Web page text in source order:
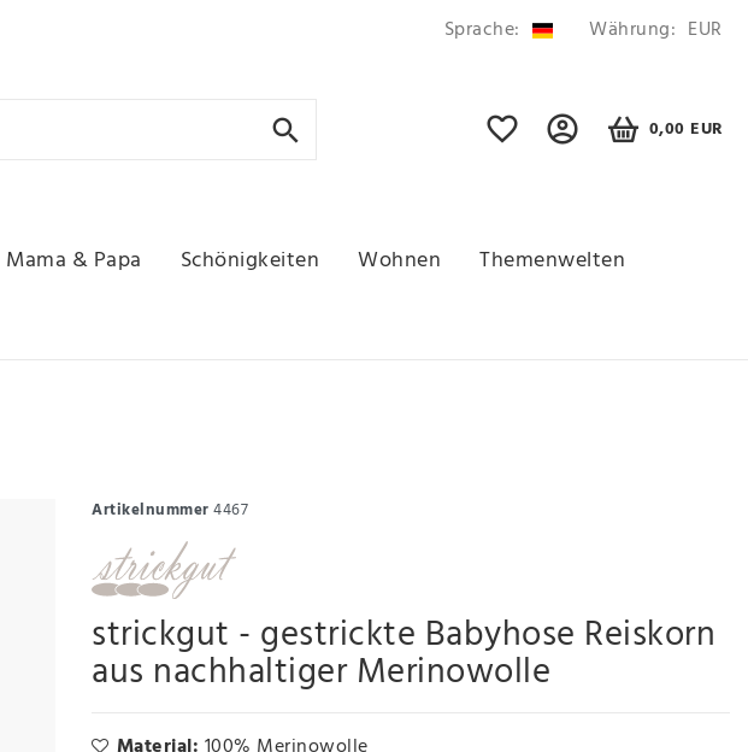
Sprache: Währung: EUR
0,00 EUR
Mama & Papa Schönigkeiten Wohnen
Themenwelten
Artikelnummer4467
strickgut - gestrickte Babyhose Reiskorn
aus nachhaltiger Merinowolle